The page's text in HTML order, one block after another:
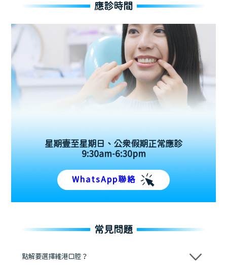
應診時間
星期壹至星期日、公眾假期正常應診
9:30am-6:30pm
WhatsApp聯絡
常見問題
點解要選擇維港口腔？